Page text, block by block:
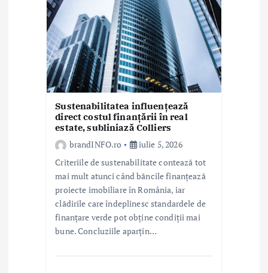
Sustenabilitatea influențează
direct costul finanțării în real
estate, subliniază Colliers
brandINFO.ro
iulie 5, 2026
Criteriile de sustenabilitate contează tot
mai mult atunci când băncile finanțează
proiecte imobiliare în România, iar
clădirile care îndeplinesc standardele de
finanțare verde pot obține condiții mai
bune. Concluziile aparțin…